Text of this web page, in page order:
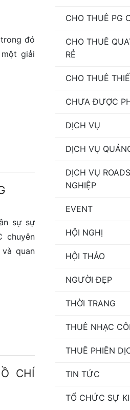
đó
giải
sự sự
chuyên
quan
CHÍ
CHO THUÊ PG
CHO THUÊ
RẺ
CHO THUÊ
CHƯA ĐƯỢC
DỊCH VỤ
DỊCH VỤ
DỊCH VỤ
NGHIỆP
EVENT
HỘI NGHỊ
HỘI THẢO
NGƯỜI ĐẸP
THỜI TRANG
THUÊ NHẠC
THUÊ PHIÊN
TIN TỨC
TỔ CHỨC SỰ